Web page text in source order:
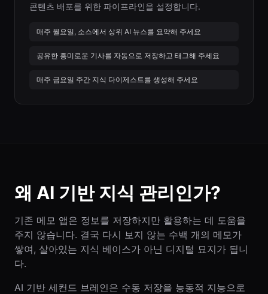
콘텐츠 배포를 위한 파이프라인을 설정합니다.
매주 월요일, 소스에서 상위 AI 뉴스를 요약해 주세요
공유한 흥미로운 기사를 자동으로 저장하고 태그해 주세요
매주 금요일 주간 지식 다이제스트를 생성해 주세요
왜 AI 기반 지식 관리인가?
기존 메모 앱은 정보를 저장하지만 활용하는 데 도움을
주지 않습니다. 결국 다시 보지 않는 수백 개의 메모가
쌓여, 살아있는 지식 베이스가 아닌 디지털 묘지가 됩니
다.
AI 기반 세컨드 브레인은 수동 저장을 능동적 지능으로